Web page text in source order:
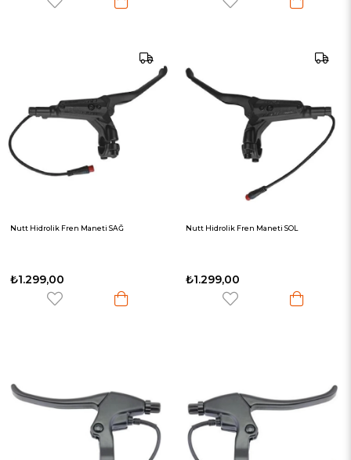
Nutt Hidrolik Fren Maneti SAĞ
₺1.299,00
Nutt Hidrolik Fren Maneti SOL
₺1.299,00